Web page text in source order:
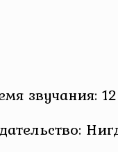
звучания: